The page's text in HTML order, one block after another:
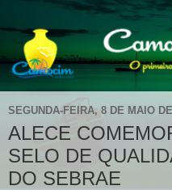
SEGUNDA-FEIRA, 8 DE MAIO
ALECE
SELO DE
DO SEBRAE